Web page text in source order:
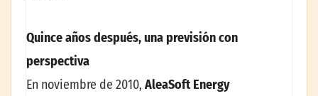
Quince años después, una previsión con
perspectiva
En noviembre de 2010, AleaSoft Energy